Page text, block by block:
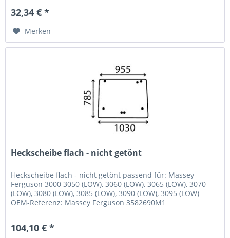
32,34 € *
Merken
Heckscheibe flach - nicht getönt
Heckscheibe flach - nicht getönt passend für: Massey
Ferguson 3000 3050 (LOW), 3060 (LOW), 3065 (LOW), 3070
(LOW), 3080 (LOW), 3085 (LOW), 3090 (LOW), 3095 (LOW)
OEM-Referenz: Massey Ferguson 3582690M1
104,10 € *